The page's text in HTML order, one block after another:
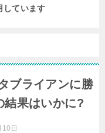
しています
ブライアンに勝
結果はいかに?
日